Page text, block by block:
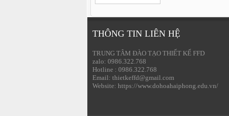
THÔNG TIN LIÊN HỆ
TRUNG TÂM ĐÀO TẠO THIẾT KẾ FFD
zalo: 0986.322.768
Hotline : 0986.322.768
Email: thietkeffd@gmail.com
Website: https://www.dohoahaiphong.edu.vn/